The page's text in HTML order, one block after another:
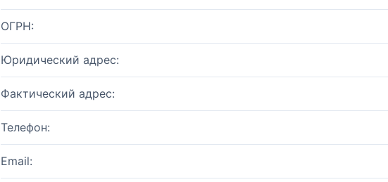
ОГРН:
Юридический адрес:
Фактический адрес:
Телефон:
Email: